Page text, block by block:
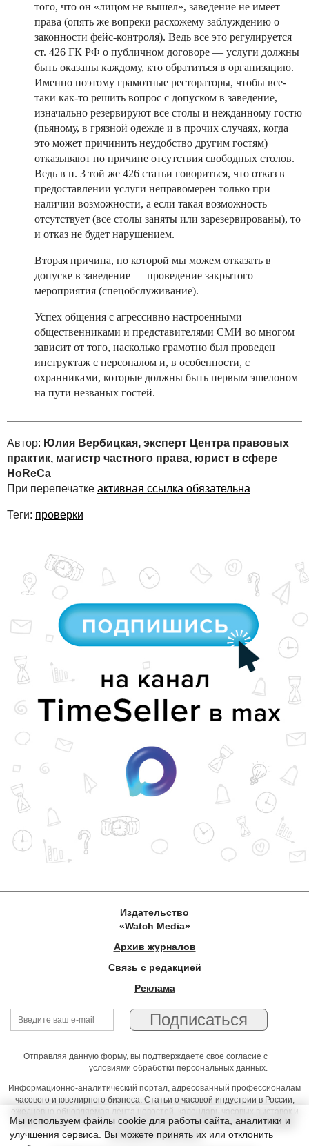
того, что он «лицом не вышел», заведение не имеет
права (опять же вопреки расхожему заблуждению о
законности фейс-контроля). Ведь все это регулируется
ст. 426 ГК РФ о публичном договоре — услуги должны
быть оказаны каждому, кто обратиться в организацию.
Именно поэтому грамотные рестораторы, чтобы все-
таки как-то решить вопрос с допуском в заведение,
изначально резервируют все столы и нежданному гостю
(пьяному, в грязной одежде и в прочих случаях, когда
это может причинить неудобство другим гостям)
отказывают по причине отсутствия свободных столов.
Ведь в п. 3 той же 426 статьи говориться, что отказ в
предоставлении услуги неправомерен только при
наличии возможности, а если такая возможность
отсутствует (все столы заняты или зарезервированы), то
и отказ не будет нарушением.
Вторая причина, по которой мы можем отказать в
допуске в заведение — проведение закрытого
мероприятия (спецобслуживание).
Успех общения с агрессивно настроенными
общественниками и представителями СМИ во многом
зависит от того, насколько грамотно был проведен
инструктаж с персоналом и, в особенности, с
охранниками, которые должны быть первым эшелоном
на пути незваных гостей.
Автор: Юлия Вербицкая, эксперт Центра правовых
практик, магистр частного права, юрист в сфере
HoReCa
При перепечатке активная ссылка обязательна
Теги: проверки
Издательство
«Watch Media»
Архив журналов
Связь с редакцией
Реклама
Отправляя данную форму, вы подтверждаете свое согласие с
условиями обработки персональных данных.
Информационно-аналитический портал, адресованный профессионалам
часового и ювелирного бизнеса. Статьи о часовой индустрии в России,
ежедневно обновляемая лента новостей, календарь часовых выставок и
презентаций, on-line консультации юриста, профессиональный форум
часовщиков и ювелиров
Мы используем файлы cookie для работы сайта, аналитики и
улучшения сервиса. Вы можете принять их или отклонить